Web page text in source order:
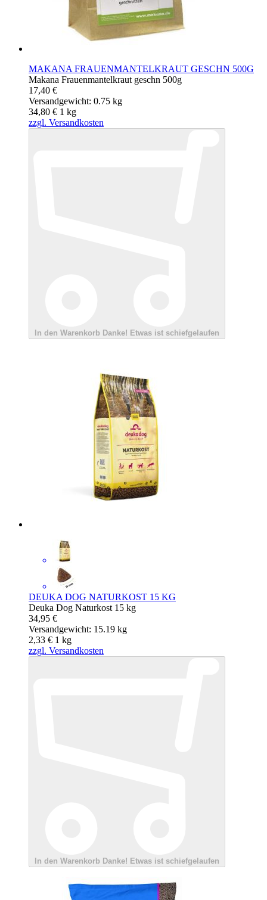
MAKANA FRAUENMANTELKRAUT GESCHN 500G
Makana Frauenmantelkraut geschn 500g
17,40 €
Versandgewicht: 0.75 kg
34,80 € 1 kg
zzgl. Versandkosten
In den Warenkorb Danke! Etwas ist schiefgelaufen
DEUKA DOG NATURKOST 15 KG
Deuka Dog Naturkost 15 kg
34,95 €
Versandgewicht: 15.19 kg
2,33 € 1 kg
zzgl. Versandkosten
In den Warenkorb Danke! Etwas ist schiefgelaufen